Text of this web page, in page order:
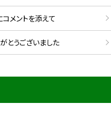
メントを添えて
とうございました